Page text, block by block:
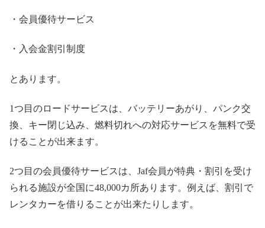
・会員優待サービス
・入会金割引制度
とあります。
1つ目のロードサービスは、バッテリーあがり、パンク交
換、キー閉じ込み、燃料切れへの対応サービスを無料で受
けることが出来ます。
2つ目の会員優待サービスは、 Jaf会員が特典・割引を受け
られる施設が全国に48,000カ所あります。例えば、割引で
レンタカーを借りることが出来たりします。